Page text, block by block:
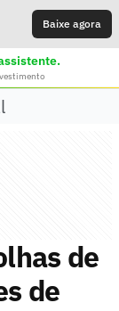
Baixe agora
de
de